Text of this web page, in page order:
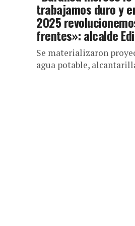
trabajamos duro y
2025
frentes»: alcalde
Se materializaron
agua potable,
viviendas y